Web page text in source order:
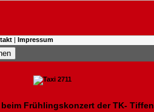
| Impressum
Frühlingskonzert der TK- Tiffen